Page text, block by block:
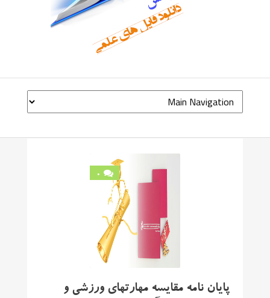
0
پایان نامه مقایسه مهارتهای ورزشی و